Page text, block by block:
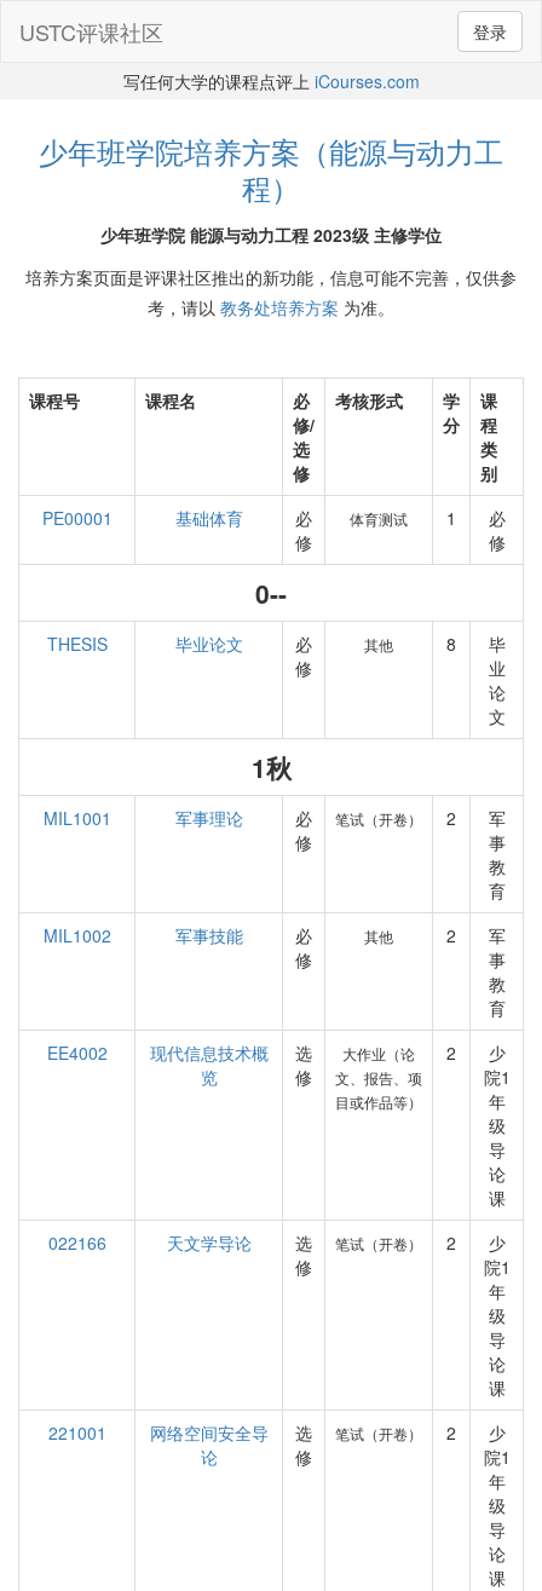
登录
USTC评课社区
写任何大学的课程点评上 iCourses.com
少年班学院培养方案（能源与动力工
程）
少年班学院 能源与动力工程 2023级 主修学位
培养方案页面是评课社区推出的新功能，信息可能不完善，仅供参
考，请以 教务处培养方案 为准。
课程号 课程名
必
修/
选
修
考核形式
学
分
课
程
类
别
PE00001
基础体育
必
修
体育测试 1
必
修
0--
THESIS 毕业论文
必
修
其他 8
毕
业
论
文
1秋
MIL1001 军事理论
必
修
笔试（开卷） 2
军
事
教
育
MIL1002
军事技能
必
修
其他 2
军
事
教
育
EE4002
现代信息技术概
览
选
修
大作业（论
文、报告、项
目或作品等）
2
少
院1
年
级
导
论
课
022166
天文学导论
选
修
笔试（开卷） 2
少
院1
年
级
导
论
课
221001
网络空间安全导
论
选
修
笔试（开卷） 2
少
院1
年
级
导
论
课